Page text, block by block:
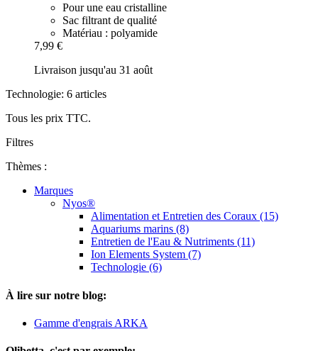
Pour une eau cristalline
Sac filtrant de qualité
Matériau : polyamide
7,99 €
Livraison jusqu'au 31 août
Technologie: 6 articles
Tous les prix TTC.
Filtres
Thèmes :
Marques
Nyos®
Alimentation et Entretien des Coraux (15)
Aquariums marins (8)
Entretien de l'Eau & Nutriments (11)
Ion Elements System (7)
Technologie (6)
À lire sur notre blog:
Gamme d'engrais ARKA